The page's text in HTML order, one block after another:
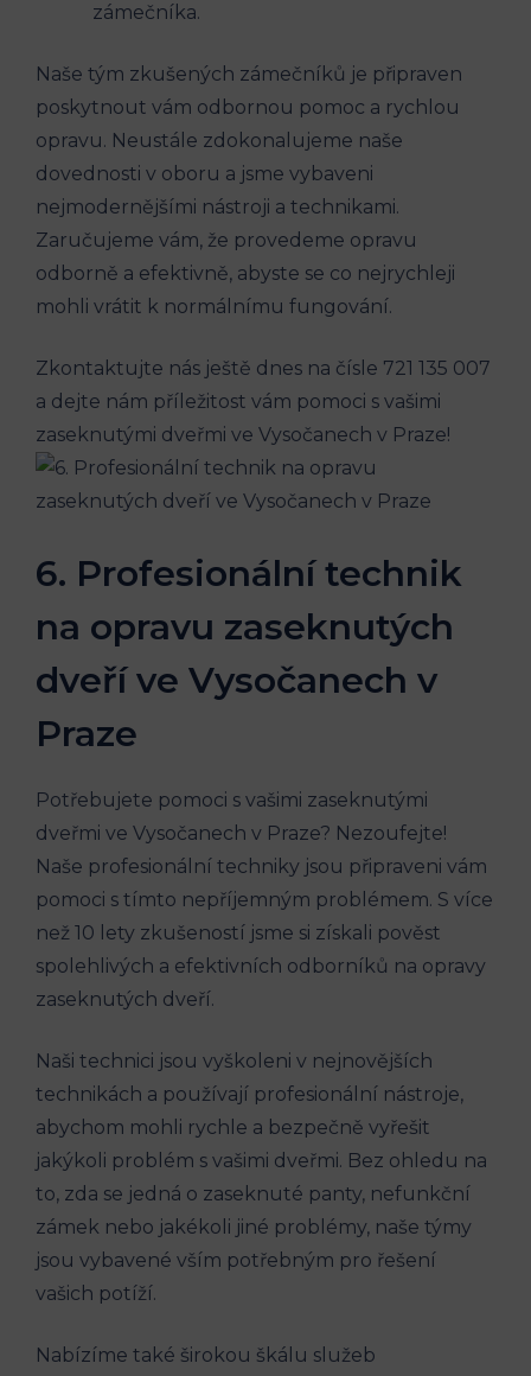
zámečníka.
Naše tým zkušených zámečníků je připraven
poskytnout vám odbornou pomoc a rychlou
opravu. Neustále zdokonalujeme naše
dovednosti v oboru a jsme vybaveni
nejmodernějšími nástroji a technikami.
Zaručujeme vám, že provedeme opravu
odborně a efektivně, abyste se co nejrychleji
mohli vrátit k normálnímu fungování.
Zkontaktujte nás ještě dnes na čísle 721 135 007
a dejte nám příležitost vám pomoci s vašimi
zaseknutými dveřmi ve Vysočanech v Praze!
6. Profesionální technik
na opravu zaseknutých
dveří ve Vysočanech v
Praze
Potřebujete pomoci s vašimi zaseknutými
dveřmi ve Vysočanech v Praze? Nezoufejte!
Naše profesionální techniky jsou připraveni vám
pomoci s tímto nepříjemným problémem. S více
než 10 lety zkušeností jsme si získali pověst
spolehlivých a efektivních odborníků na opravy
zaseknutých dveří.
Naši technici jsou vyškoleni v nejnovějších
technikách a používají profesionální nástroje,
abychom mohli rychle a bezpečně vyřešit
jakýkoli problém s vašimi dveřmi. Bez ohledu na
to, zda se jedná o zaseknuté panty, nefunkční
zámek nebo jakékoli jiné problémy, naše týmy
jsou vybavené vším potřebným pro řešení
vašich potíží.
Nabízíme také širokou škálu služeb